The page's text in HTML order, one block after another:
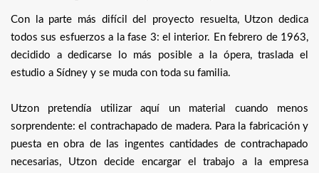
Con la parte más difícil del proyecto resuelta, Utzon dedica
todos sus esfuerzos a la fase 3: el interior. En febrero de 1963,
decidido a dedicarse lo más posible a la ópera, traslada el
estudio a Sídney y se muda con toda su familia.
Utzon pretendía utilizar aquí un material cuando menos
sorprendente: el contrachapado de madera. Para la fabricación y
puesta en obra de las ingentes cantidades de contrachapado
necesarias, Utzon decide encargar el trabajo a la empresa